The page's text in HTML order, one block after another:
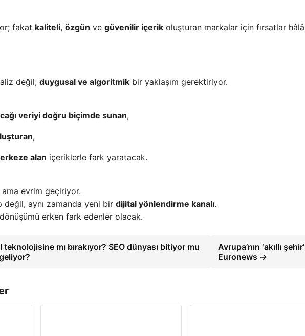
fakat kaliteli, özgün ve güvenilir içerik oluşturan markalar için fırsatlar hâlâ
değil; duygusal ve algoritmik bir yaklaşım gerektiriyor.
veriyi doğru biçimde sunan,
,
alan içeriklerle fark yaratacak.
evrim geçiriyor.
değil, aynı zamanda yeni bir dijital yönlendirme kanalı.
erken fark edenler olacak.
teknolojisine mı bırakıyor? SEO dünyası bitiyor mu
Avrupa’nın ‘akıllı
Euronews →